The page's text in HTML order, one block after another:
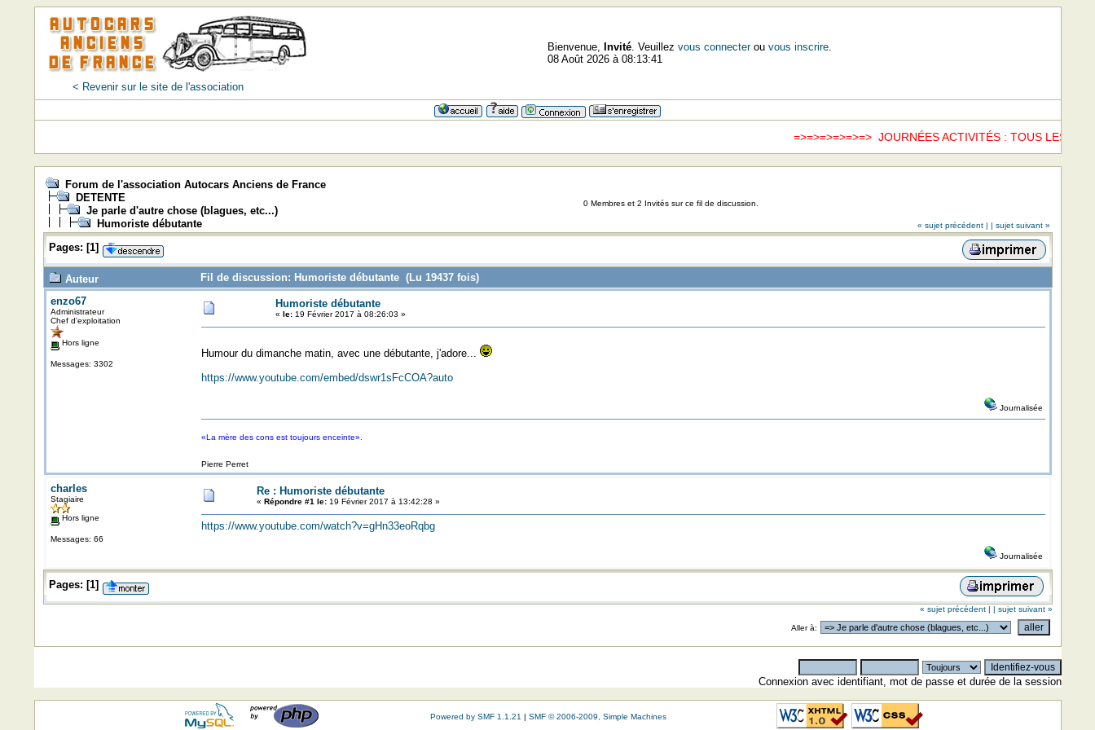
< Revenir sur le site de l'association
Bienvenue, Invité. Veuillez vous connecterou vous inscrire.
08 Août 2026 à 08:13:41
=>=>=>=>=>=> JOURNÉES ACTIVITÉS : TOUS LES
Forum de l'association Autocars Anciens de France
DETENTE
Je parle d'autre chose (blagues, etc...)
Humoriste débutante
0 Membres et 2 Invités sur ce fil de discussion.
« sujet précédent | | sujet suivant »
Pages: [1]
Auteur
Fil de discussion: Humoriste débutante (Lu 19437 fois)
enzo67
Administrateur
Chef d'exploitation
Hors ligne
Messages: 3302
Humoriste débutante
« le:19 Février 2017 à 08:26:03 »
Humour du dimanche matin, avec une débutante, j'adore...
https://www.youtube.com/embed/dswr1sFcCOA?auto
Journalisée
«La mère des cons est toujours enceinte».
Pierre Perret
charles
Stagiaire
Hors ligne
Messages: 66
Re : Humoriste débutante
« Répondre #1 le:19 Février 2017 à 13:42:28 »
https://www.youtube.com/watch?v=gHn33eoRqbg
Journalisée
Pages: [1]
« sujet précédent | | sujet suivant »
Aller à:
Connexion avec identifiant, mot de passe et durée de la session
Powered by SMF 1.1.21 | SMF © 2006-2009, Simple Machines